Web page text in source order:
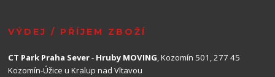
VÝDEJ / PŘÍJEM ZBOŽÍ
CT Park Praha Sever- Hruby MOVING, Kozomín 501, 277 45
Kozomín-Úžice u Kralup nad Vltavou